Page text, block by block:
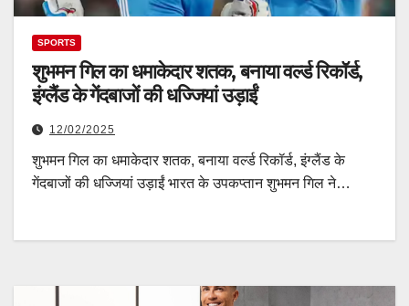
SPORTS
शुभमन गिल का धमाकेदार शतक, बनाया वर्ल्ड रिकॉर्ड,
इंग्लैंड के गेंदबाजों की धज्जियां उड़ाईं
12/02/2025
शुभमन गिल का धमाकेदार शतक, बनाया वर्ल्ड रिकॉर्ड, इंग्लैंड के
गेंदबाजों की धज्जियां उड़ाईं भारत के उपकप्तान शुभमन गिल ने…